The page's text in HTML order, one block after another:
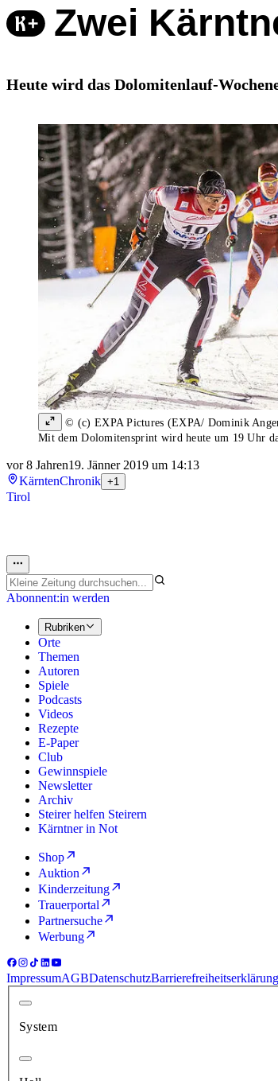
Zwei
Heute wird das Dolomitenlauf-
© (c) EXPA Pictures (EXPA/ Dominik
Mit dem Dolomitensprint wird heute um 19 Uhr
vor 8 Jahren19. Jänner 2019 um 14:13
KärntenChronik +1
Tirol
Abonnent:in werden
Rubriken
Orte
Themen
Autoren
Spiele
Podcasts
Videos
Rezepte
E-Paper
Club
Gewinnspiele
Newsletter
Archiv
Steirer helfen Steirern
Kärntner in Not
Shop
Auktion
Kinderzeitung
Trauerportal
Partnersuche
Werbung
ImpressumAGBDatenschutzBarrierefreiheitserklärung
System